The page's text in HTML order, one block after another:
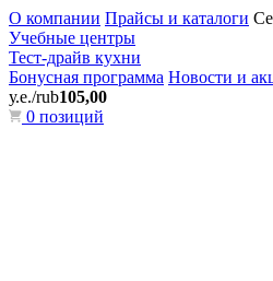
О компании Прайсы и каталоги
Учебные центры
Тест-драйв кухни
Бонусная программа Новости и
у.е./rub105,00
0 позиций